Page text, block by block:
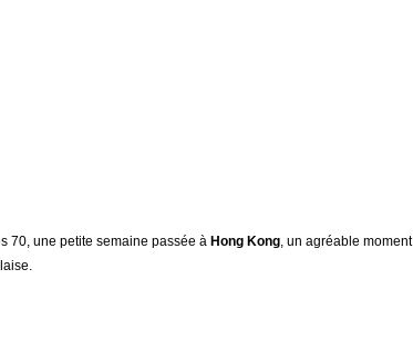
70, une petite semaine passée à Hong Kong, un agréable moment